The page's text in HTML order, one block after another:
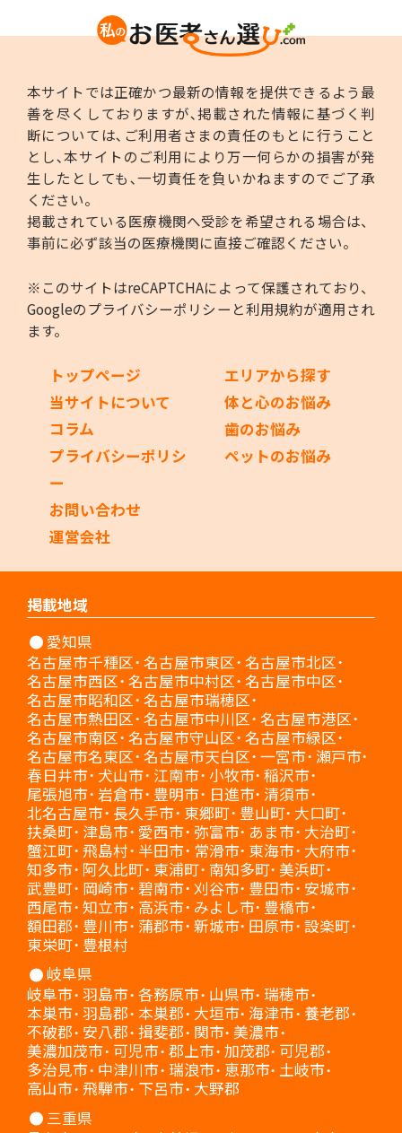
本サイトでは正確かつ最新の情報を提供できるよう最
善を尽くしておりますが､掲載された情報に基づく判
断については､ご利用者さまの責任のもとに行うこと
とし､本サイトのご利用により万一何らかの損害が発
生したとしても､一切責任を負いかねますのでご了承
ください。
掲載されている医療機関へ受診を希望される場合は、
事前に必ず該当の医療機関に直接ご確認ください。
※このサイトはreCAPTCHAによって保護されており、
Googleのプライバシーポリシー と利用規約が適用され
ます。
トップページ
当サイトについて
コラム
プライバシーポリシ
ー
お問い合わせ
運営会社
エリアから探す
体と心のお悩み
歯のお悩み
ペットのお悩み
掲載地域
愛知県
名古屋市千種区 名古屋市東区 名古屋市北区
名古屋市西区 名古屋市中村区 名古屋市中区
名古屋市昭和区 名古屋市瑞穂区
名古屋市熱田区 名古屋市中川区 名古屋市港区
名古屋市南区 名古屋市守山区 名古屋市緑区
名古屋市名東区 名古屋市天白区 一宮市 瀬戸市
春日井市 犬山市 江南市 小牧市 稲沢市
尾張旭市 岩倉市 豊明市 日進市 清須市
北名古屋市 長久手市 東郷町 豊山町 大口町
扶桑町 津島市 愛西市 弥富市 あま市 大治町
蟹江町 飛島村 半田市 常滑市 東海市 大府市
知多市 阿久比町 東浦町 南知多町 美浜町
武豊町 岡崎市 碧南市 刈谷市 豊田市 安城市
西尾市 知立市 高浜市 みよし市 豊橋市
額田郡 豊川市 蒲郡市 新城市 田原市 設楽町
東栄町 豊根村
岐阜県
岐阜市 羽島市 各務原市 山県市 瑞穂市
本巣市 羽島郡 本巣郡 大垣市 海津市 養老郡
不破郡 安八郡 揖斐郡 関市 美濃市
美濃加茂市 可児市 郡上市 加茂郡 可児郡
多治見市 中津川市 瑞浪市 恵那市 土岐市
高山市 飛騨市 下呂市 大野郡
三重県